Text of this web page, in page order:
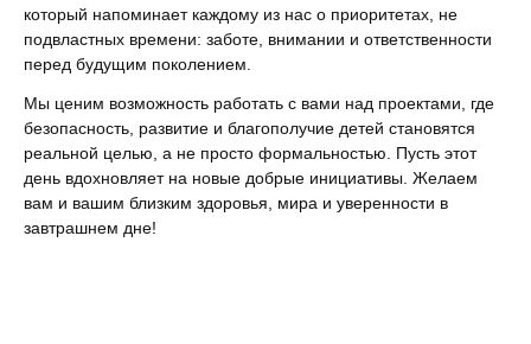
который напоминает каждому из нас о приоритетах, не
подвластных времени: заботе, внимании и ответственности
перед будущим поколением.
Мы ценим возможность работать с вами над проектами, где
безопасность, развитие и благополучие детей становятся
реальной целью, а не просто формальностью. Пусть этот
день вдохновляет на новые добрые инициативы. Желаем
вам и вашим близким здоровья, мира и уверенности в
завтрашнем дне!